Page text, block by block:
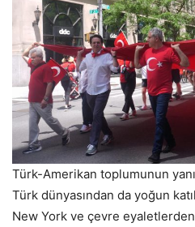
Türk-Amerikan toplumunun
Türk dünyasından da yoğun
New York ve çevre